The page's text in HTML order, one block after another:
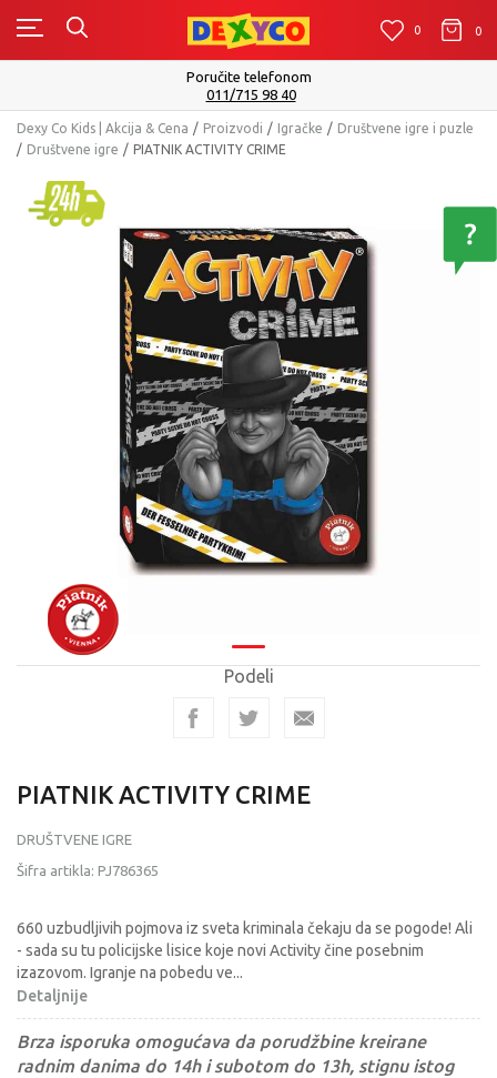
0 0 0
Poručite telefonom
011/715 98 40
Dexy Co Kids | Akcija & Cena Proizvodi Igračke
Društvene igre i puzle
Društvene igre
PIATNIK ACTIVITY CRIME
Podeli
PIATNIK ACTIVITY CRIME
DRUŠTVENE IGRE
Šifra artikla: PJ786365
660 uzbudljivih pojmova iz sveta kriminala čekaju da se pogode! Ali
- sada su tu policijske lisice koje novi Activity čine posebnim
izazovom. Igranje na pobedu ve...
Detaljnije
Brza isporuka omogućava da porudžbine kreirane
radnim danima do 14h i subotom do 13h, stignu istog